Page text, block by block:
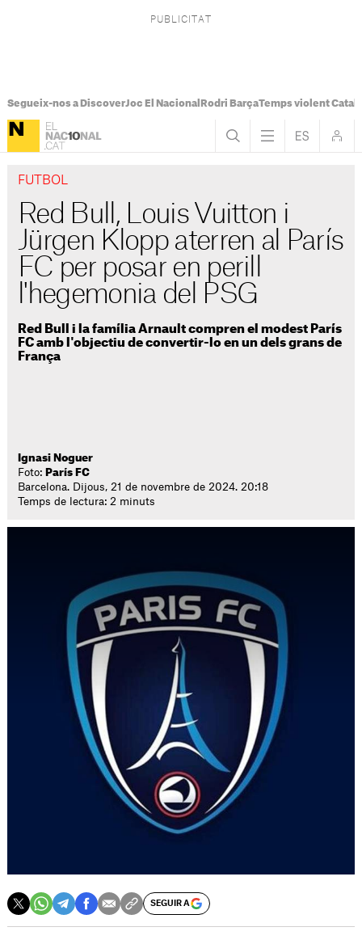
Segueix-nos a DiscoverJoc El Nacional Rodri BarçaTemps violent
FUTBOL
Red Bull, Louis Vuitton i
Jürgen Klopp aterren al París
FC per posar en perill
l'hegemonia del PSG
Red Bull i la família Arnault compren el modest París
FC amb l'objectiu de convertir-lo en un dels grans de
França
Ignasi Noguer
Foto: París FC
Barcelona. Dijous, 21 de novembre de 2024. 20:18
Temps de lectura: 2 minuts
SEGUIR A